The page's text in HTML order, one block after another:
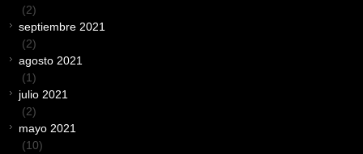
(2)
septiembre 2021
(2)
agosto 2021
(1)
julio 2021
(2)
mayo 2021
(10)